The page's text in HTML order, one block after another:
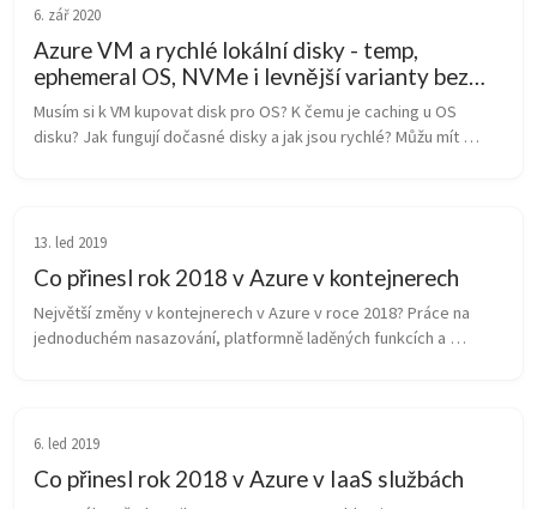
6. zář 2020
Azure VM a rychlé lokální disky - temp,
ephemeral OS, NVMe i levnější varianty bez
ničeho
Musím si k VM kupovat disk pro OS? K čemu je caching u OS
disku? Jak fungují dočasné disky a jak jsou rychlé? Můžu mít
13. led 2019
Co přinesl rok 2018 v Azure v kontejnerech
Největší změny v kontejnerech v Azure v roce 2018? Práce na
jednoduchém nasazování, platformně laděných funkcích a
6. led 2019
Co přinesl rok 2018 v Azure v IaaS službách